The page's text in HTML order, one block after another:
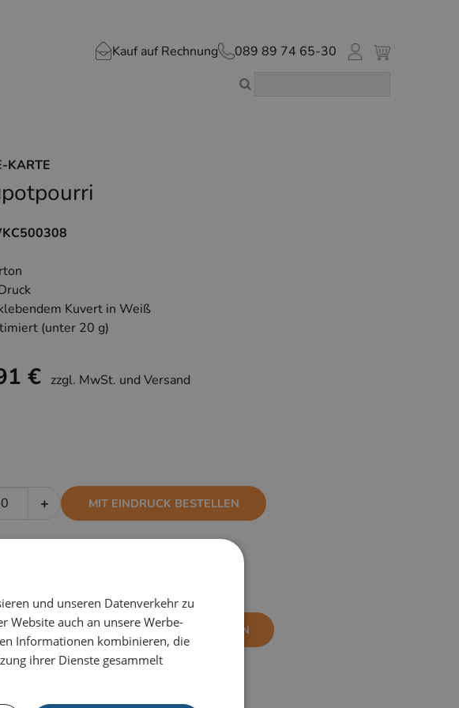
Kauf auf Rechnung
089 89 74 65-30
KARTE
Kuvert in Weiß
(unter 20 g)
€ zzgl. MwSt. und Versand
+ MIT EINDRUCK BESTELLEN
+ OHNE EINDRUCK BESTELLEN
und unseren Datenverkehr zu
Website auch an unsere Werbe-
Informationen kombinieren, die
ihrer Dienste gesammelt